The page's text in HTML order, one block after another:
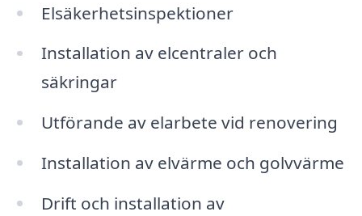
Elsäkerhetsinspektioner
Installation av elcentraler och
säkringar
Utförande av elarbete vid renovering
Installation av elvärme och golvvärme
Drift och installation av